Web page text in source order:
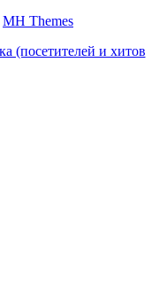
MH Themes